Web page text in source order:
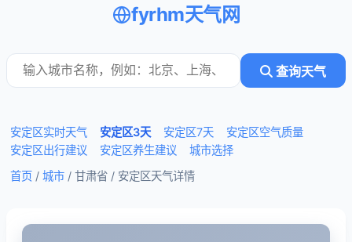
fyrhm天气网
查询天气
安定区实时天气 安定区3天 安定区7天
安定区空气质量
安定区出行建议
安定区养生建议
城市选择
首页 / 城市 / 甘肃省 / 安定区天气详情